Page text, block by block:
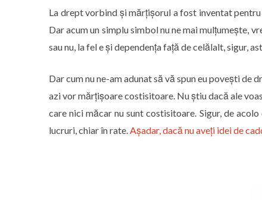
La drept vorbind și mărțișorul a fost inventat
Dar acum un simplu simbol nu ne mai mulțumește,
sau nu, la fel e și dependența față de celălalt, sigur,
Dar cum nu ne-am adunat să vă spun eu povești de
azi vor mărțișoare costisitoare. Nu știu dacă ale
care nici măcar nu sunt costisitoare. Sigur, de
lucruri, chiar în rate.Așadar, dacă nu aveți idei de